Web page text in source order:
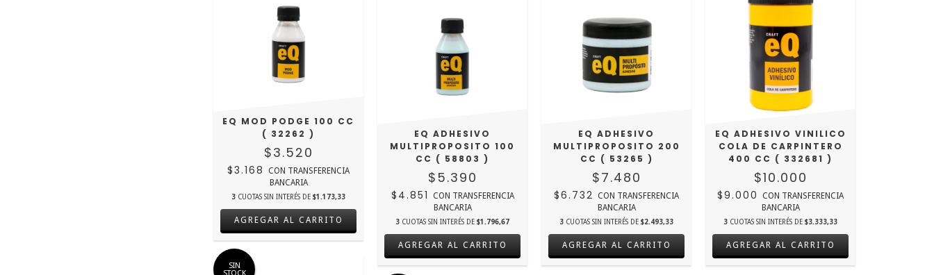
EQ MOD PODGE 100 CC
( 32262 )
$3.520
$3.168CON TRANSFERENCIA
BANCARIA
3 CUOTAS SIN INTERÉS DE$1.173,33
EQ ADHESIVO
MULTIPROPOSITO 100
CC ( 58803 )
$5.390
$4.851 CON TRANSFERENCIA
BANCARIA
3 CUOTAS SIN INTERÉS DE$1.796,67
EQ ADHESIVO
MULTIPROPOSITO 200
CC ( 53265 )
$7.480
$6.732CON TRANSFERENCIA
BANCARIA
3 CUOTAS SIN INTERÉS DE$2.493,33
EQ ADHESIVO VINILICO
COLA DE CARPINTERO
400 CC ( 332681 )
$10.000
$9.000CON TRANSFERENCIA
BANCARIA
3 CUOTAS SIN INTERÉS DE$3.333,33
SIN